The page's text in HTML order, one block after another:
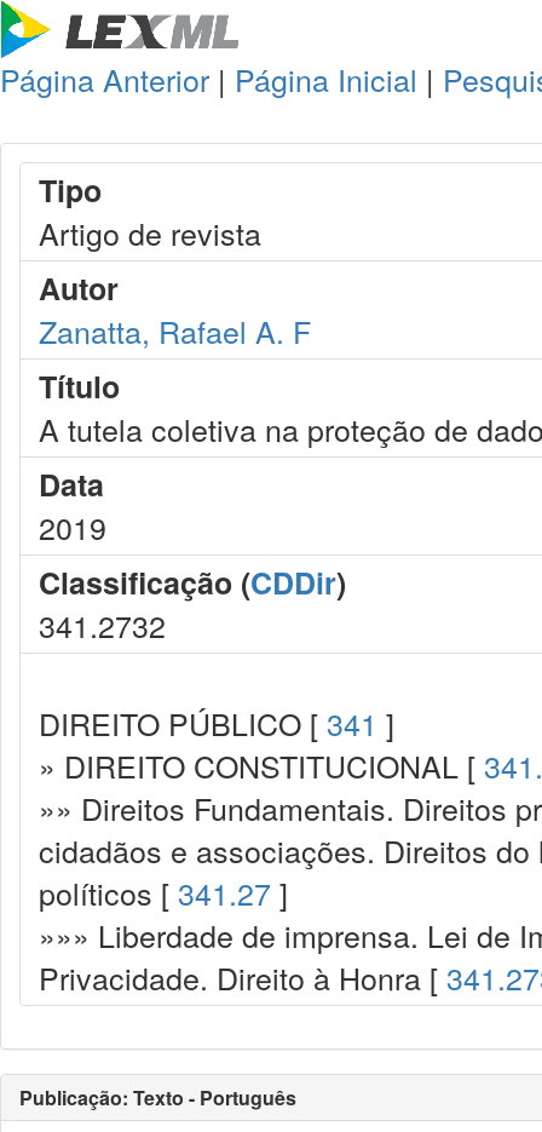
Página Anterior | Página Inicial |
Tipo
Artigo de revista
Autor
Zanatta, Rafael A. F
Título
A tutela coletiva na proteção de
Data
2019
Classificação (CDDir)
341.2732
DIREITO PÚBLICO [ 341 ]
» DIREITO CONSTITUCIONAL [
»» Direitos Fundamentais. Direitos
cidadãos e associações. Direitos
políticos [ 341.27 ]
»»» Liberdade de imprensa. Lei de
Privacidade. Direito à Honra [
Publicação: Texto - Português